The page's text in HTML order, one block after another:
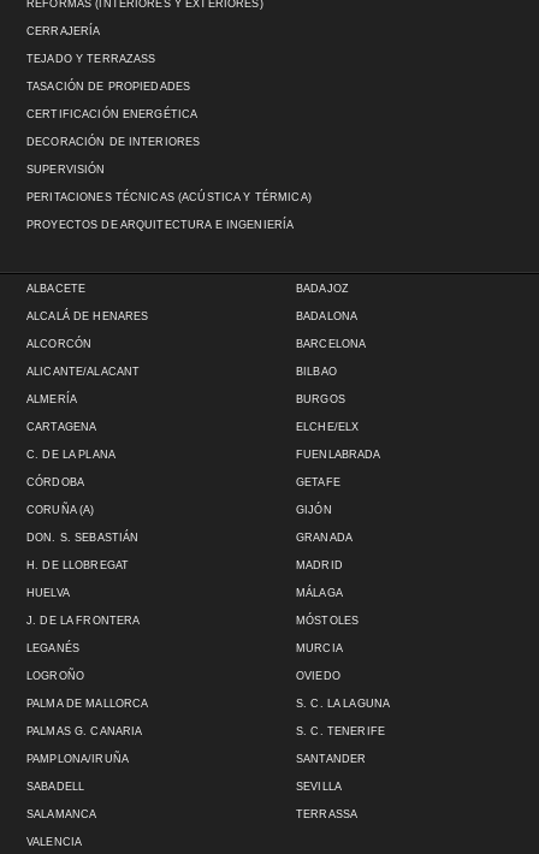
REFORMAS (INTERIORES Y EXTERIORES)
CERRAJERÍA
TEJADO Y TERRAZASS
TASACIÓN DE PROPIEDADES
CERTIFICACIÓN ENERGÉTICA
DECORACIÓN DE INTERIORES
SUPERVISIÓN
PERITACIONES TÉCNICAS (ACÚSTICA Y TÉRMICA)
PROYECTOS DE ARQUITECTURA E INGENIERÍA
ALBACETE
ALCALÁ DE HENARES
ALCORCÓN
ALICANTE/ALACANT
ALMERÍA
BADAJOZ
BADALONA
BARCELONA
BILBAO
BURGOS
CARTAGENA
C. DE LA PLANA
CÓRDOBA
CORUÑA (A)
DON. S. SEBASTIÁN
ELCHE/ELX
FUENLABRADA
GETAFE
GIJÓN
GRANADA
H. DE LLOBREGAT
HUELVA
J. DE LA FRONTERA
LEGANÉS
LOGROÑO
MADRID
MÁLAGA
MÓSTOLES
MURCIA
OVIEDO
PALMA DE MALLORCA
PALMAS G. CANARIA
PAMPLONA/IRUÑA
SABADELL
SALAMANCA
S. C. LA LAGUNA
S. C. TENERIFE
SANTANDER
SEVILLA
TERRASSA
VALENCIA